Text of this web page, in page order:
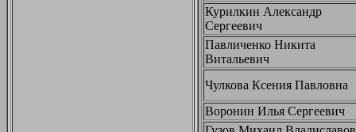
Курилкин Александр
Сергеевич
Павличенко Никита
Витальевич
Чулкова Ксения Павловна
Воронин Илья Сергеевич